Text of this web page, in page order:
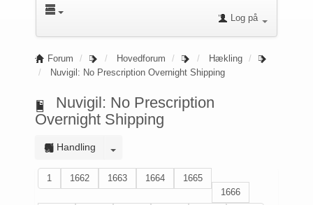
Log på
Forum Hovedforum
Hækling
Nuvigil: No Prescription Overnight Shipping
Nuvigil: No Prescription
Overnight Shipping
Handling
1 1662 1663 1664
1665
1666